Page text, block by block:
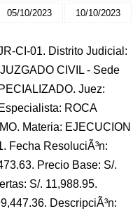
05/10/2023 10/10/2023
CI-01. Distrito Judicial:
CIVIL - Sede
Juez:
ROCA
Materia: EJECUCION
Fecha ResoluciÃ³n:
Precio Base: S/.
S/. 11,988.95.
DescripciÃ³n: